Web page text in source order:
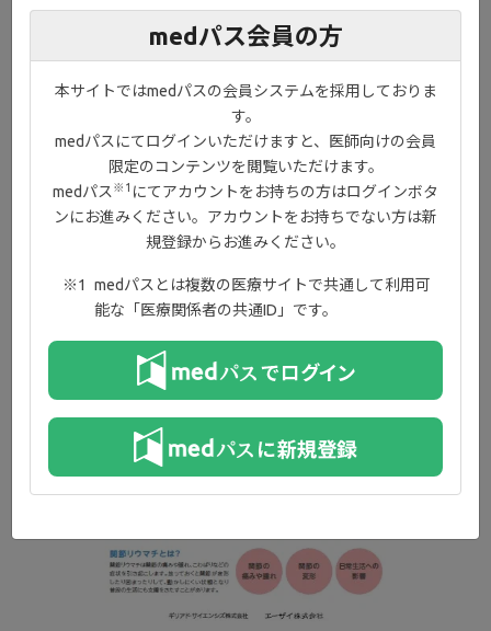
ポスター（A3）
medパス会員の方
本サイトではmedパスの会員システムを採用しておりま
す。
medパスにてログインいただけますと、医師向けの会員
限定のコンテンツを閲覧いただけます。
medパス※1 にてアカウントをお持ちの方はログインボタ
ンにお進みください。アカウントをお持ちでない方は新
規登録からお進みください。
medパスとは複数の医療サイトで共通して利用可
能な「医療関係者の共通ID」です。